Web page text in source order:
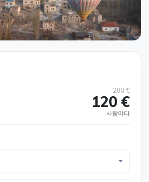
200 €
120 €
사람마다